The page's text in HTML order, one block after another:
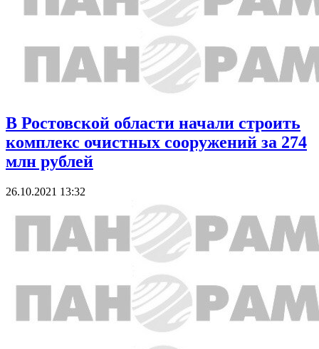
В Ростовской области начали строить
комплекс очистных сооружений за 274
млн рублей
26.10.2021 13:32